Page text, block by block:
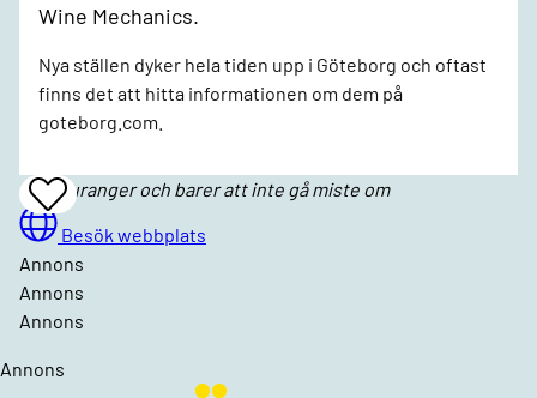
Wine Mechanics.
Nya ställen dyker hela tiden upp i Göteborg och oftast
finns det att hitta informationen om dem på
goteborg.com.
Add
To
Favrites
Restauranger och barer att inte gå miste om
Besök webbplats
Annons
Annons
Annons
Annons